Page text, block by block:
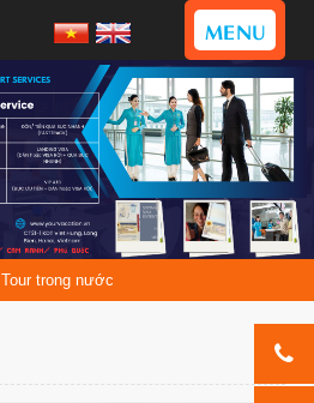
MENU
Tour trong nước